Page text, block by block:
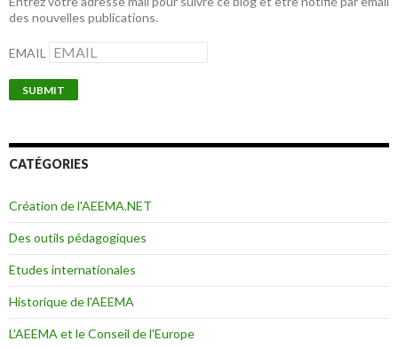
des nouvelles publications.
EMAIL
CATÉGORIES
Création de l'AEEMA.NET
Des outils pédagogiques
Etudes internationales
Historique de l'AEEMA
L'AEEMA et le Conseil de l'Europe